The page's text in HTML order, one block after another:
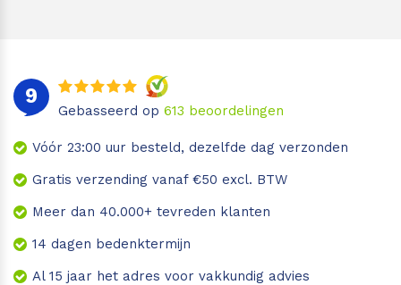
9
Gebasseerd op 613 beoordelingen
Vóór 23:00 uur besteld, dezelfde dag verzonden
Gratis verzending vanaf €50 excl. BTW
Meer dan 40.000+ tevreden klanten
14 dagen bedenktermijn
Al 15 jaar het adres voor vakkundig advies